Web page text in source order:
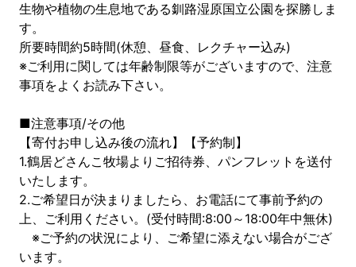
生物や植物の生息地である釧路湿原国立公園を探勝しま
す。
所要時間約5時間(休憩、昼食、レクチャー込み)
※ご利用に関しては年齢制限等がございますので、注意
事項をよくお読み下さい。
■注意事項/その他
【寄付お申し込み後の流れ】【予約制】
1.鶴居どさんこ牧場よりご招待券、パンフレットを送付
いたします。
2.ご希望日が決まりましたら、お電話にて事前予約の
上、ご利用ください。(受付時間:8:00～18:00年中無休)
※ご予約の状況により、ご希望に添えない場合がござ
います。